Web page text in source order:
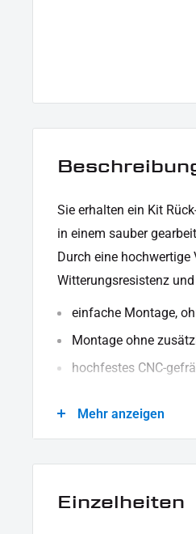
Sie erhalten ein Kit
in einem sauber
Durch eine
Witterungsresistenz
einfache Montage,
Montage ohne
hochfestes CNC-
SMD-Blinker u.
Gelb - Blinker
Mehr anzeigen
Einzelheiten